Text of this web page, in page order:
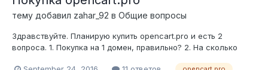
тему добавил zahar_92 в Общие вопросы
Здравствуйте. Планирую купить opencart.pro и есть 2
вопроса. 1. Покупка на 1 домен, правильно? 2. На сколько